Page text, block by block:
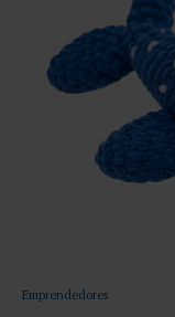
Emprendedores